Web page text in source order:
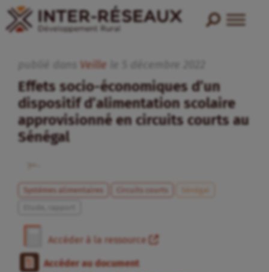
Veille
Effets socio-économiques d’un
dispositif d’alimentation scolaire
approvisionné en circuits courts au
Sénégal
Systèmes alimentaires Circuits courts
Sénégal
Accéder à la ressource
Accéder au document